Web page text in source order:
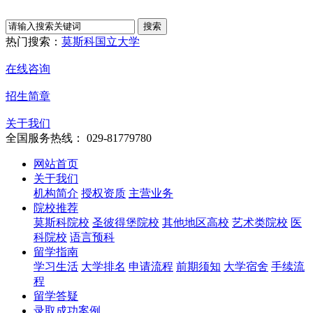
热门搜索： 莫斯科国立大学
在线咨询
招生简章
关于我们
全国服务热线： 029-81779780
网站首页
关于我们
机构简介 授权资质 主营业务
院校推荐
莫斯科院校 圣彼得堡院校 其他地区高校 艺术类院校 医
科院校 语言预科
留学指南
学习生活 大学排名 申请流程 前期须知 大学宿舍 手续流
程
留学答疑
录取成功案例